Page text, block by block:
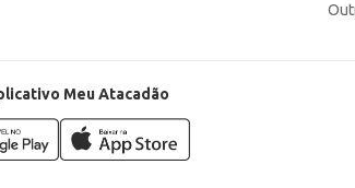
Meu Atacadão